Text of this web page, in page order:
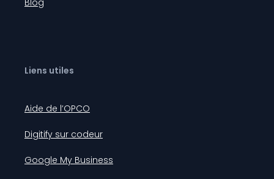
Blog
Liens utiles
Aide de l’OPCO
Digitify sur codeur
Google My Business